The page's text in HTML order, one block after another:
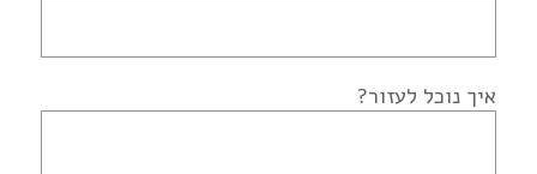
איך נוכל לעזור?